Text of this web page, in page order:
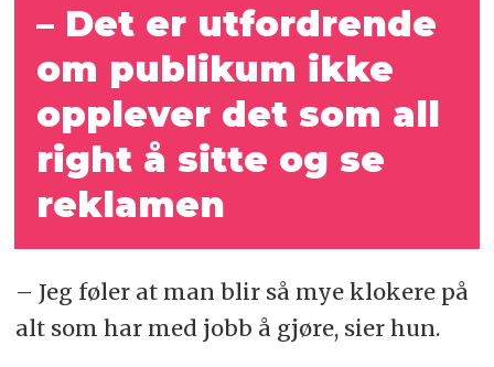
– Det er utfordrende
om publikum ikke
opplever det som all
right å sitte og se
reklamen
– Jeg føler at man blir så mye klokere på
alt som har med jobb å gjøre, sier hun.